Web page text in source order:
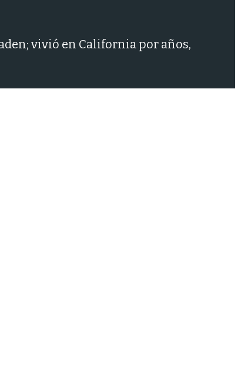
vivió en California por años,